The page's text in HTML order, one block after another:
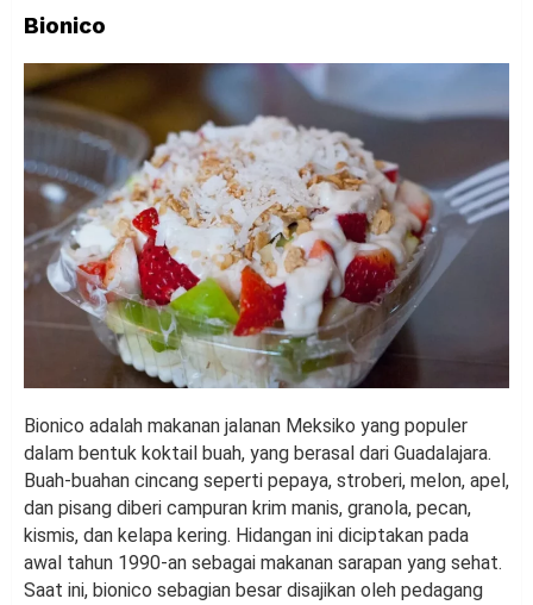
Bionico
Bionico adalah makanan jalanan Meksiko yang populer
dalam bentuk koktail buah, yang berasal dari Guadalajara.
Buah-buahan cincang seperti pepaya, stroberi, melon, apel,
dan pisang diberi campuran krim manis, granola, pecan,
kismis, dan kelapa kering. Hidangan ini diciptakan pada
awal tahun 1990-an sebagai makanan sarapan yang sehat.
Saat ini, bionico sebagian besar disajikan oleh pedagang